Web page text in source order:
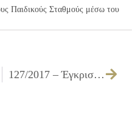
Παιδικούς Σταθμούς μέσω του
127/2017 – Έγκριση πίστωσης ποσού που αφορά πρόσθετα τέλη και τόκους της υπ’ αριθμ. 4152/13 πάγιας ρύθμισης ΙΚΑ